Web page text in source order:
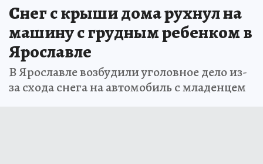
Снег с крыши дома рухнул на
машину с грудным ребенком в
Ярославле
В Ярославле возбудили уголовное дело из-
за схода снега на автомобиль с младенцем